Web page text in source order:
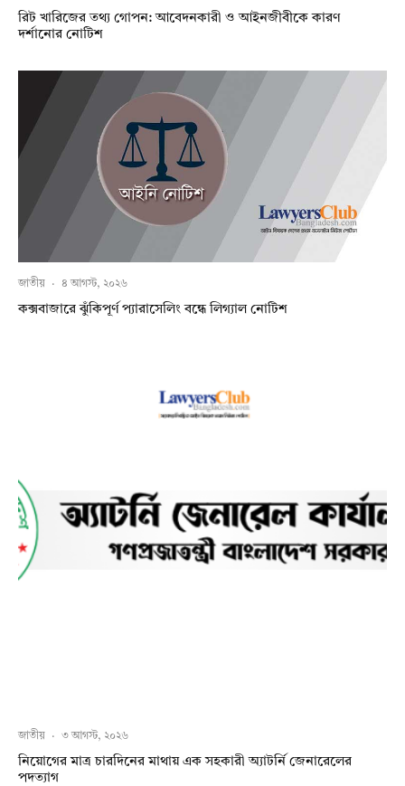
রিট খারিজের তথ্য গোপন: আবেদনকারী ও আইনজীবীকে কারণ
দর্শানোর নোটিশ
জাতীয় · ৪ আগস্ট, ২০২৬
কক্সবাজারে ঝুঁকিপূর্ণ প্যারাসেলিং বন্ধে লিগ্যাল নোটিশ
জাতীয় · ৩ আগস্ট, ২০২৬
নিয়োগের মাত্র চারদিনের মাথায় এক সহকারী অ্যাটর্নি জেনারেলের
পদত্যাগ